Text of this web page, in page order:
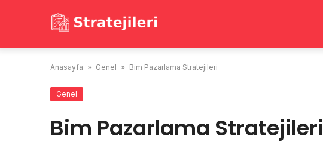
Anasayfa » Genel » Bim Pazarlama Stratejileri
Genel
Bim Pazarlama Stratejileri